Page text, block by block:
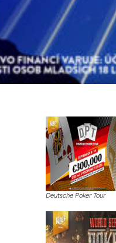
Deutsche Poker Tour